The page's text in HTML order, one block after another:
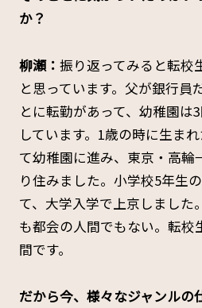
か？
柳瀬： 振り返ってみると転校
と思っています。父が銀行員
とに転勤があって、幼稚園は
しています。1歳の時に生ま
て幼稚園に進み、東京・高
り住みました。小学校5年生
て、大学入学で上京しました
も都会の人間でもない。転校
間です。
――だから今、様々なジャンル